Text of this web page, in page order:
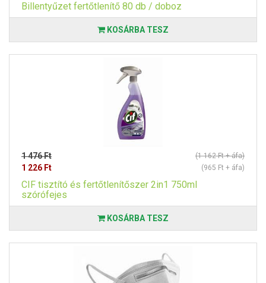
Billentyűzet fertőtlenítő 80 db / doboz
KOSÁRBA TESZ
1 476 Ft (1 162 Ft + áfa)
1 226 Ft (965 Ft + áfa)
CIF tisztító és fertőtlenítőszer 2in1 750ml
szórófejes
KOSÁRBA TESZ